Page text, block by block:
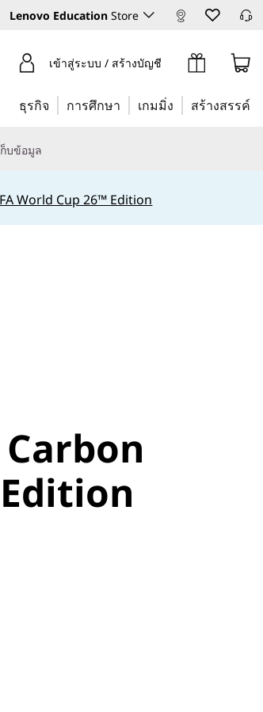
Lenovo Education Store
เข้าสู่ระบบ / สร้างบัญชี
ธุรกิจ การศึกษา เกมมิ่ง สร้างสรรค์
บข้อมูล
World Cup 26™ Edition
Aura